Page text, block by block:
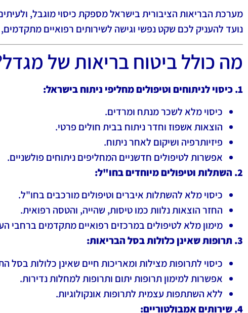
מערכת הבריאות הציבורית בישראל מספקת כיסוי מוגבל,
נועד להעניק לכם שקט נפשי וגישה לשירותים רפואיים
מה כולל ביטוח בריאות של
1. כיסוי לניתוחים וטיפולים מחליפי ניתוח בישראל:
כיסוי מלא לשכר מנתח ומרדים.
הוצאות אשפוז וחדר ניתוח בבית חולים פרטי.
פיזיותרפיה ושיקום לאחר ניתוח.
אפשרות לטיפולים חדשניים המחליפים ניתוחים פולשניים.
2. השתלות וטיפולים מיוחדים בחו"ל:
כיסוי מלא להשתלות איברים וטיפולים מורכבים בחו"ל.
החזר הוצאות נלוות כמו טיסות, שהייה, והטסה רפואית.
מימון מלא לטיפולים במרכזים רפואיים מתקדמים ברחבי
3. תרופות שאינן כלולות בסל הבריאות:
כיסוי לתרופות מצילות ומאריכות חיים שאינן כלולות בסל
אפשרות למימון תרופות יתום ותרופות למחלות נדירות.
ללא השתתפות עצמית לתרופות אונקולוגיות.
4. שירותים אמבולטוריים: